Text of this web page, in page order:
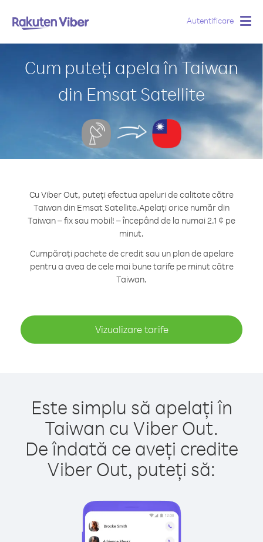
Autentificare
Cum puteți apela în Taiwan
din Emsat Satellite
Cu Viber Out, puteți efectua apeluri de calitate către
Taiwan din Emsat Satellite.Apelați orice număr din
Taiwan – fix sau mobil! – începând de la numai 2.1 ¢ pe
minut.
Cumpărați pachete de credit sau un plan de apelare
pentru a avea de cele mai bune tarife pe minut către
Taiwan.
Vizualizare tarife
Este simplu să apelați în
Taiwan cu Viber Out.
De îndată ce aveți credite
Viber Out, puteți să: